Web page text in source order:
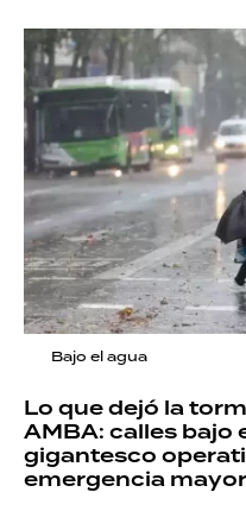
Bajo el agua
Lo que dejó la
AMBA: calles bajo
gigantesco
emergencia mayor